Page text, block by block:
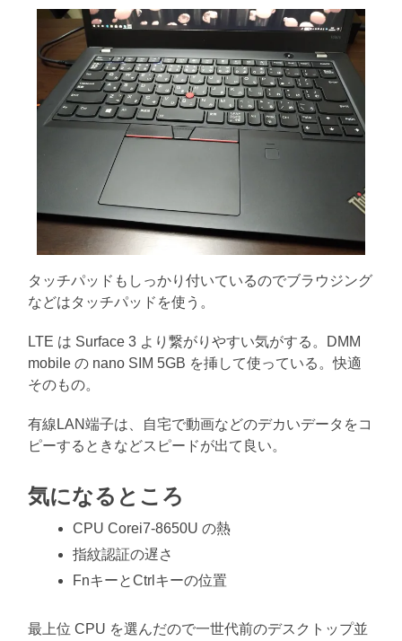
タッチパッドもしっかり付いているのでブラウジング
などはタッチパッドを使う。
LTE は Surface 3 より繋がりやすい気がする。DMM
mobile の nano SIM 5GB を挿して使っている。快適
そのもの。
有線LAN端子は、自宅で動画などのデカいデータをコ
ピーするときなどスピードが出て良い。
気になるところ
CPU Corei7-8650U の熱
指紋認証の遅さ
FnキーとCtrlキーの位置
最上位 CPU を選んだので一世代前のデスクトップ並